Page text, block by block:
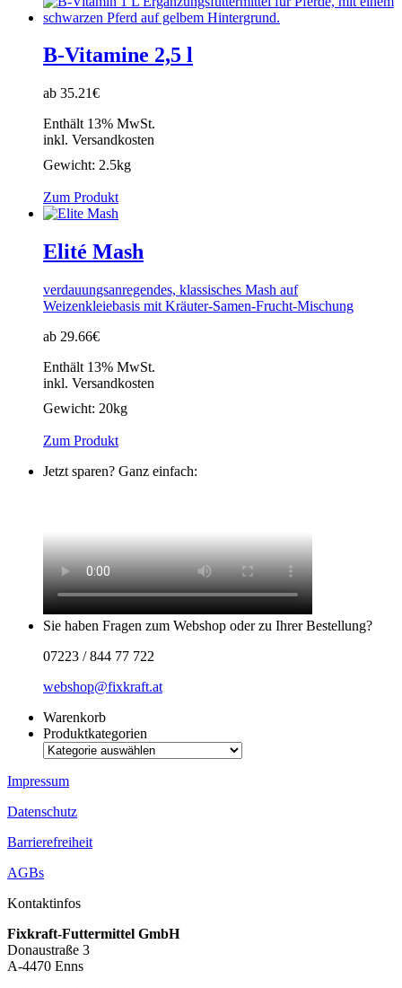
B-Vitamine 2,5 l
ab 35.21€
Enthält 13% MwSt.
inkl. Versandkosten
Gewicht: 2.5kg
Zum Produkt
Elité Mash
verdauungsanregendes, klassisches Mash auf
Weizenkleiebasis mit Kräuter-Samen-Frucht-Mischung
ab 29.66€
Enthält 13% MwSt.
inkl. Versandkosten
Gewicht: 20kg
Zum Produkt
Jetzt sparen? Ganz einfach:
Sie haben Fragen zum Webshop oder zu Ihrer Bestellung?
07223 / 844 77 722
webshop@fixkraft.at
Warenkorb
Produktkategorien
Impressum
Datenschutz
Barrierefreiheit
AGBs
Kontaktinfos
Fixkraft-Futtermittel GmbH
Donaustraße 3
A-4470 Enns